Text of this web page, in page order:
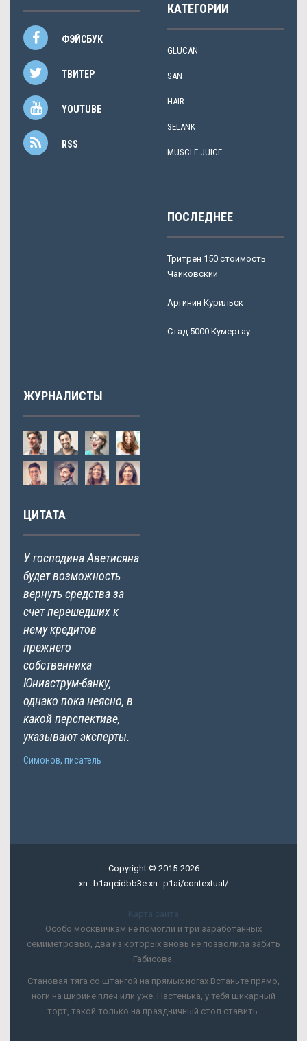
ФЭЙСБУК
ТВИТЕР
YOUTUBE
RSS
КАТЕГОРИИ
GLUCAN
SAN
HAIR
SELANK
MUSCLE JUICE
ПОСЛЕДНЕЕ
Тритрен 150 стоимость
Чайковский
Аргинин Курильск
Стад 5000 Кумертау
ЖУРНАЛИСТЫ
ЦИТАТА
У господина Аветисяна
будет возможность
вернуть средства за
счет перешедших к
нему кредитов
прежнего
собственника
Юниаструм-банку,
однако пока неясно, в
какой перспективе,
указывают эксперты.
Симонов, писатель
Copyright © 2015-2026
xn--b1aqcidbb3e.xn--p1ai/contextual/
Карта сайта
Особо москвичкам не помогли и три заработанных
семиметровых, два из которых вновь не позволила забить
Габисова.
Становая тяга со штангой на прямых ногах Встаньте прямо,
ноги на ширине плеч или уже. Настенька, у тебя шикарный
торт, такой только на праздничный стол ставить.